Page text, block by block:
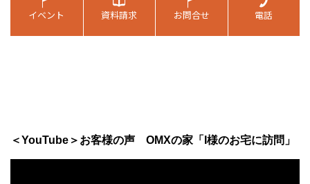
＜YouTube＞お客様の声 OMXの家「I様のお宅に訪問」